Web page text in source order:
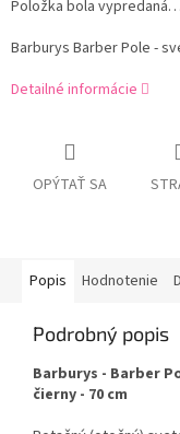
Položka bola vypredaná…
Barburys Barber Pole -
Detailné informácie
OPÝTAŤ SA
Popis Hodnotenie
Podrobný popis
Barburys - Barber
čierny - 70 cm